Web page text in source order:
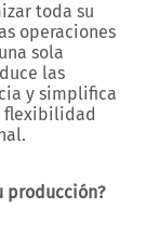
toda su
operaciones
sola
las
y simplifica
flexibilidad
producción?